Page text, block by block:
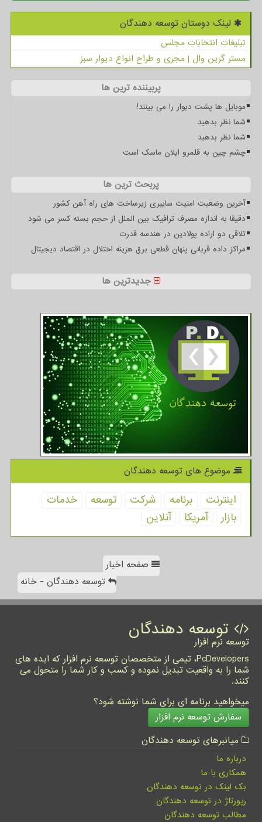
لینک دوستان توسعه دهندگان
تبلیغات انتخابات مجلس
مستر گرین وال | مجری و طراح انواع دیوار سبز
پربیننده ترین ها
موبایل ها پشت دیوار را می بینند!
شما نظر بدهید
شما نظر بدهید
چشم چین به قلمرو ایلان ماسک است
پربحث ترین ها
آخرین وضعیت امنیت سایبری زیرساخت های راه آهن کشور
دقیقا به اندازه مصرف ترافیک بین الملل از حجم بسته کسر می شود
تلاقی دو اراده پولادین در هندسه قدرت
مراکز داده قربانی پنهان قطعی برق هزینه اختلال در اقتصاد دیجیتال
جدیدترین ها
موضوع های توسعه دهندگان
اینترنت برنامه شركت توسعه
خدمات
بازار
آمریكا آنلاین
صفحه اخبار
توسعه دهندگان - خانه
توسعه دهندگان
توسعه نرم افزار
PcDevelopers، تیمی از متخصصان توسعه نرم افزار که ایده های
شما را به واقعیت تبدیل نموده و کسب و کار شما را متحول می
کنند.
میخواهید برنامه ای برای شما نوشته شود؟
سفارش توسعه نرم افزار
میانبرهای توسعه دهندگان
درباره ما
همکاری با ما
بک لینک در توسعه دهندگان
رپورتاژ در توسعه دهندگان
مطالب توسعه دهندگان